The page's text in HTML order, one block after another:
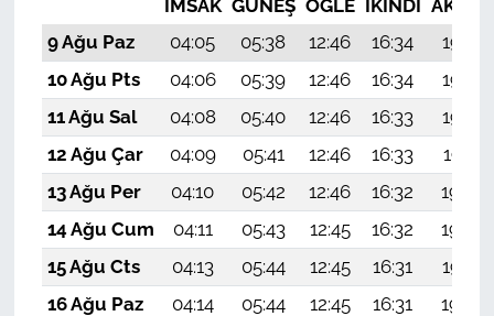
İMSAK GÜNEŞ ÖĞLE İKINDI AKŞAM
9 Ağu Paz
04:05 05:38 12:46 16:34
19:44
10 Ağu Pts
04:06 05:39 12:46 16:34
19:43
11 Ağu Sal
04:08 05:40 12:46 16:33
19:42
12 Ağu Çar
04:09 05:41 12:46 16:33
19:41
13 Ağu Per
04:10 05:42 12:46 16:32
19:39
14 Ağu Cum
04:11 05:43 12:45 16:32
19:38
15 Ağu Cts
04:13 05:44 12:45 16:31
19:37
16 Ağu Paz
04:14 05:44 12:45 16:31
19:36